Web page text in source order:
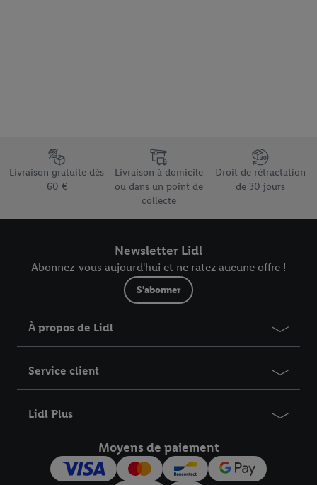
Élément du pied de page avec les différents arguments de
Livraison gratuite dès
60 €
Livraison à domicile
ou dans un point de
collecte
Droit de rétractation
de 30 jours
Newsletter Lidl
Abonnez-vous aujourd'hui et ne ratez aucune offre !
S'abonner
À propos de Lidl
Service client
Lidl Plus
Moyens de paiement